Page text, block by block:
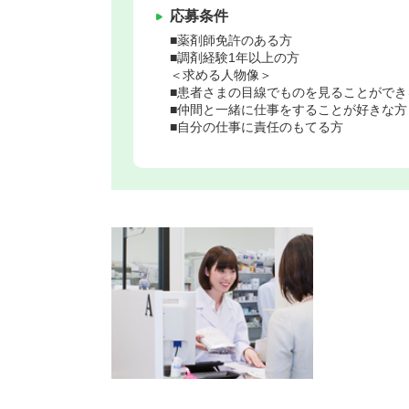
応募条件
■薬剤師免許のある方
■調剤経験1年以上の方
＜求める人物像＞
■患者さまの目線でものを見ることがで
■仲間と一緒に仕事をすることが好きな方
■自分の仕事に責任のもてる方